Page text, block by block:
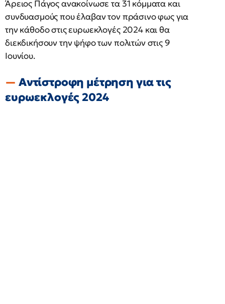
Άρειος Πάγος ανακοίνωσε τα 31 κόμματα και
συνδυασμούς που έλαβαν τον πράσινο φως για
την κάθοδο στις ευρωεκλογές 2024 και θα
διεκδικήσουν την ψήφο των πολιτών στις 9
Ιουνίου.
Αντίστροφη μέτρηση για τις
ευρωεκλογές 2024